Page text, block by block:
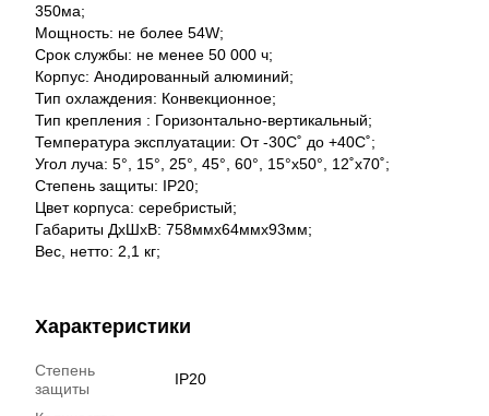
350ма;
Мощность: не более 54W;
Срок службы: не менее 50 000 ч;
Корпус: Анодированный алюминий;
Тип охлаждения: Конвекционное;
Тип крепления : Горизонтально-вертикальный;
Температура эксплуатации: От -30С˚ до +40С˚;
Угол луча: 5°, 15°, 25°, 45°, 60°, 15°x50°, 12˚x70˚;
Степень защиты: IP20;
Цвет корпуса: серебристый;
Габариты ДхШхВ: 758ммх64ммх93мм;
Вес, нетто: 2,1 кг;
Характеристики
Степень
защиты
IP20